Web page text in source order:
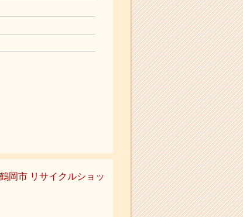
岡市 リサイクルショッ